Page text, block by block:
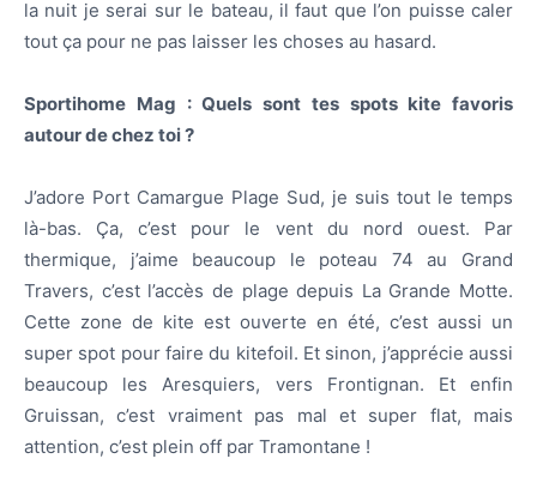
la nuit je serai sur le bateau, il faut que l’on puisse caler
tout ça pour ne pas laisser les choses au hasard.
Sportihome Mag : Quels sont tes spots kite favoris
autour de chez toi ?
J’adore Port Camargue Plage Sud, je suis tout le temps
là-bas. Ça, c’est pour le vent du nord ouest. Par
thermique, j’aime beaucoup le poteau 74 au Grand
Travers, c’est l’accès de plage depuis La Grande Motte.
Cette zone de kite est ouverte en été, c’est aussi un
super spot pour faire du kitefoil. Et sinon, j’apprécie aussi
beaucoup les Aresquiers, vers Frontignan. Et enfin
Gruissan, c’est vraiment pas mal et super flat, mais
attention, c’est plein off par Tramontane !